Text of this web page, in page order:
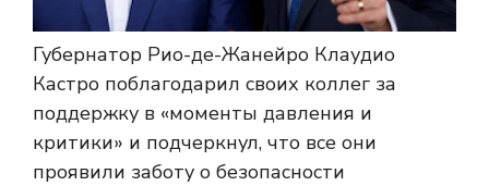
Губернатор Рио-де-Жанейро Клаудио
Кастро поблагодарил своих коллег за
поддержку в «моменты давления и
критики» и подчеркнул, что все они
проявили заботу о безопасности